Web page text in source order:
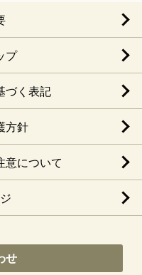
プ
づく表記
方針
意について
せ